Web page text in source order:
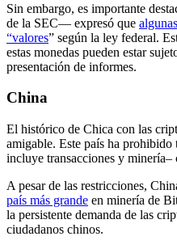
Sin embargo, es importante
de la SEC— expresó que
“valores” según la ley federal.
estas monedas pueden estar
presentación de informes.
China
El histórico de Chica con las
amigable. Este país ha
incluye transacciones y minería–
A pesar de las restricciones,
país más grande en minería de
la persistente demanda de las
ciudadanos chinos.